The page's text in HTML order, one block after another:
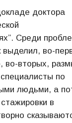
доктора
Среди
во-
во-вторых,
по
людьми, а
в